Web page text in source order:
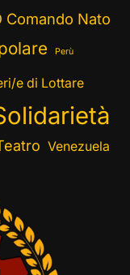
Comando Nato
Perù
e di Lottare
Venezuela